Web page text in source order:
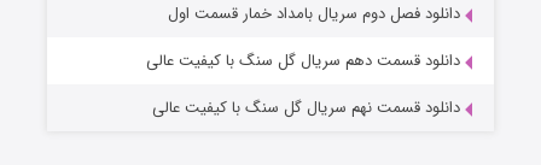
دانلود فصل دوم سریال بامداد خمار قسمت اول
دانلود قسمت دهم سریال گل سنگ با کیفیت عالی
دانلود قسمت نهم سریال گل سنگ با کیفیت عالی